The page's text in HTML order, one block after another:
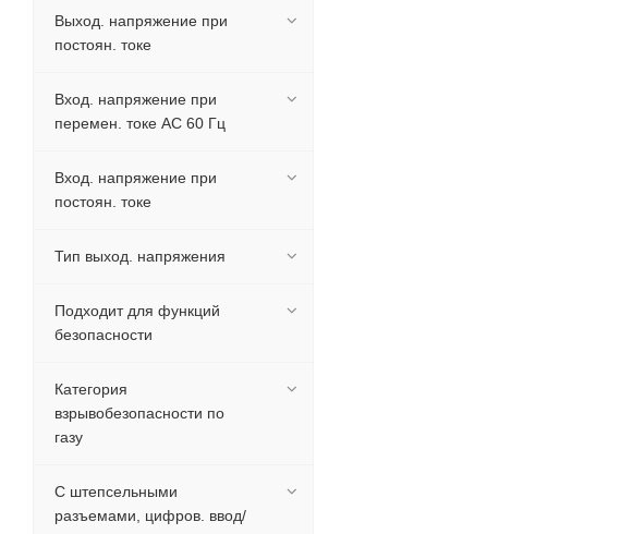
Выход. напряжение при
постоян. токе
Вход. напряжение при
перемен. токе AC 60 Гц
Вход. напряжение при
постоян. токе
Тип выход. напряжения
Подходит для функций
безопасности
Категория
взрывобезопасности по
газу
С штепсельными
разъемами, цифров. ввод/